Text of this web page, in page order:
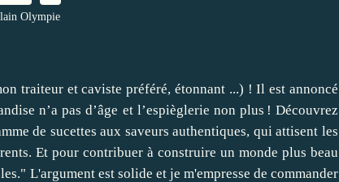
Olympie
traiteur et caviste préféré, étonnant ...) ! Il est annoncé
n’a pas d’âge et l’espièglerie non plus ! Découvrez
de sucettes aux saveurs authentiques, qui attisent les
Et pour contribuer à construire un monde plus beau
L'argument est solide et je m'empresse de commander